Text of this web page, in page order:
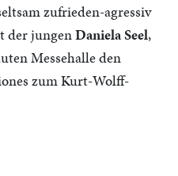
zufrieden-agressiv
der jungenDaniela Seel,
Messehalle den
zum Kurt-Wolff-